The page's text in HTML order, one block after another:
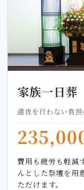
家族一日葬
通夜を行わない負
費用も疲労も軽減
んとした祭壇を用
ただけます。